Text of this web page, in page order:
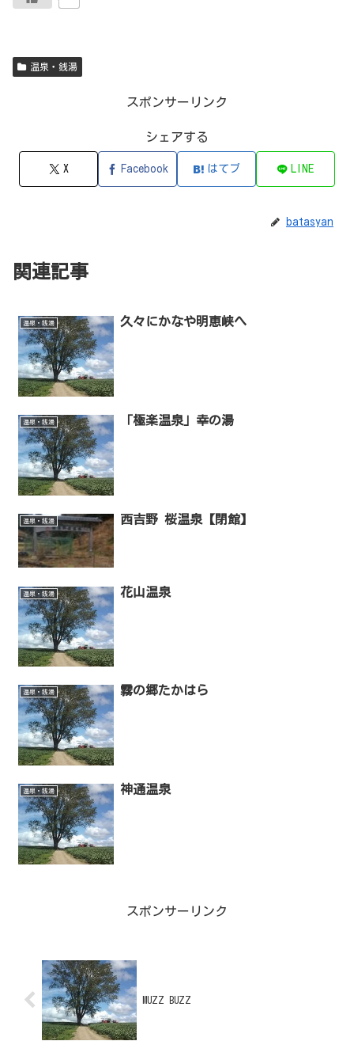
温泉・銭湯
スポンサーリンク
シェアする
X Facebook はてブ LINE
batasyan
関連記事
温泉・銭湯 久々にかなや明恵峡へ
温泉・銭湯 「極楽温泉」幸の湯
温泉・銭湯 西吉野 桜温泉【閉館】
温泉・銭湯 花山温泉
温泉・銭湯 霧の郷たかはら
温泉・銭湯 神通温泉
スポンサーリンク
MUZZ BUZZ